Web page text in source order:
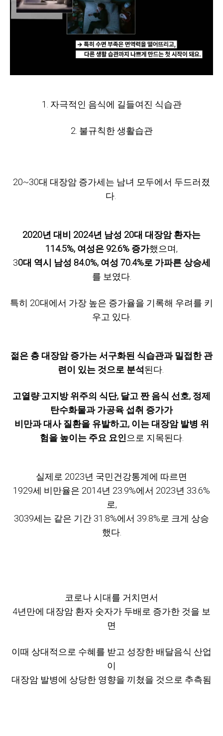
1. 자극적인 음식에 길들여진 식습관
2. 불규칙한 생활습관
20~30대 대장암 증가세는 남녀 모두에서 두드러졌
다.
2020년 대비 2024년 남성 20대 대장암 환자는
114.5%, 여성은 92.6% 증가했으며,
30대 역시 남성 84.0%, 여성 70.4%로 가파른 상승세
를 보였다.
특히 20대에서 가장 높은 증가율을 기록해 우려를 키
우고 있다.
젊은 층 대장암 증가는 서구화된 식습관과 밀접한 관
련이 있는 것으로 분석 된다.
고열량·고지방 위주의 식단, 달고 짠 음식 선호, 정제
탄수화물과 가공육 섭취 증가가
비만과 대사 질환을 유발하고, 이는 대장암 발병 위
험을 높이는 주요 요인 으로 지목된다.
실제로 2023년 국민건강통계에 따르면
1 929세 비만율은 2014년 23.9%에서 2023년 33.6%
로,
3039세는 같은 기간 31.8%에서 39.8%로 크게 상승
했다.
코로나 시대를 거치면서
4년만에 대장암 환자 숫자가 두배로 증가한 것을 보
면
이때 상대적으로 수혜를 받고 성장한 배달음식 산업
이
대장암 발병에 상당한 영향을 끼쳤을 것으로 추측됨